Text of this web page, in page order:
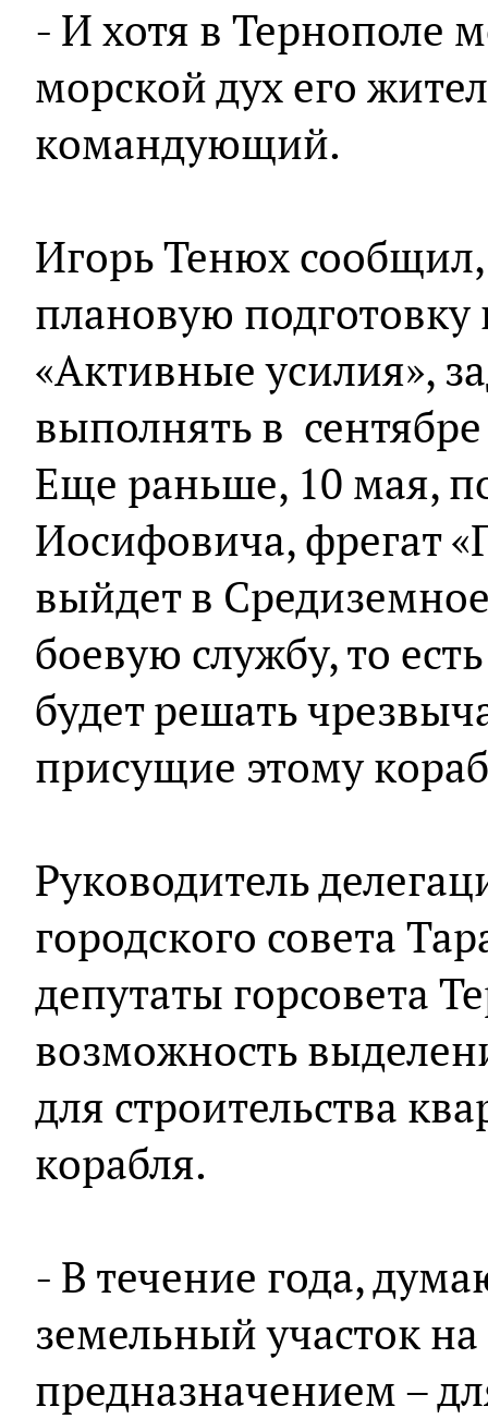
- И хотя в Тернополе
морской дух его
командующий.
Игорь Тенюх
плановую
«Активные усилия»,
выполнять в сентябре
Еще раньше, 10 мая,
Иосифовича, фрегат
выйдет в
боевую службу, то
будет решать
присущие этому
Руководитель
городского совета
депутаты горсовета
возможность
для строительства
корабля.
- В течение года,
земельный участок
предназначением –